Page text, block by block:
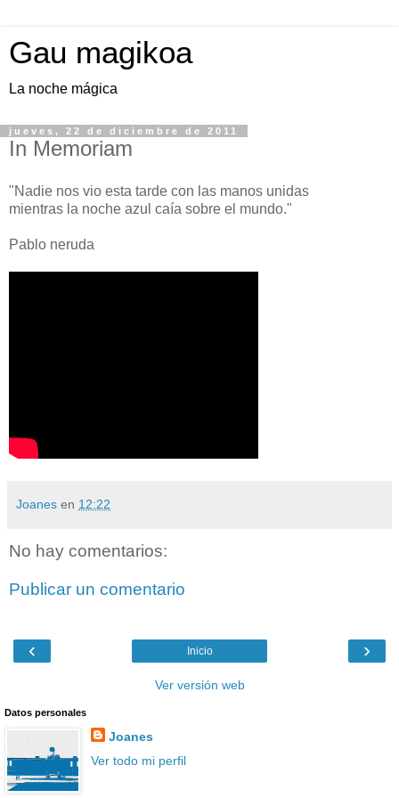
Gau magikoa
La noche mágica
jueves, 22 de diciembre de 2011
In Memoriam
"Nadie nos vio esta tarde con las manos unidas
mientras la noche azul caía sobre el mundo."
Pablo neruda
Joanes en 12:22
No hay comentarios:
Publicar un comentario
‹ ›
Inicio
Ver versión web
Datos personales
Joanes
Ver todo mi perfil